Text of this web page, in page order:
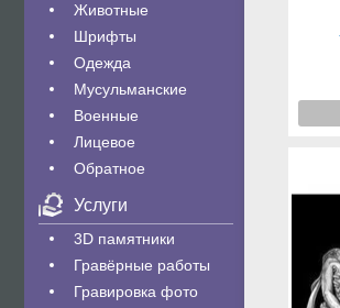
Животные
Шрифты
Одежда
Мусульманские
Военные
Лицевое
Обратное
Услуги
3D памятники
Гравëрные работы
Гравировка фото